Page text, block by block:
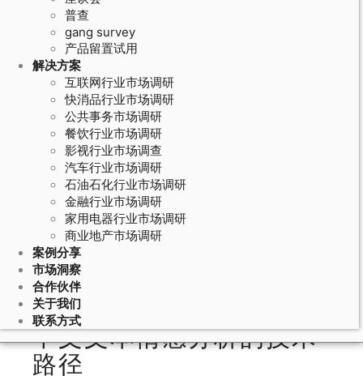
普查
gang survey
产品留置试用
解决方案
互联网行业市场调研
快消品行业市场调研
公共事务市场调研
餐饮行业市场调研
影视行业市场调查
汽车行业市场调研
石油石化行业市场调研
金融行业市场调研
家用电器行业市场调研
商业地产市场调研
案例分享
市场洞察
合作伙伴
关于我们
联系方式
June 1, 2026
网络口碑调研的情感分析算法：中文
文本情感极性识别和话题聚类的技术
中文文本情感分析的技术
路径